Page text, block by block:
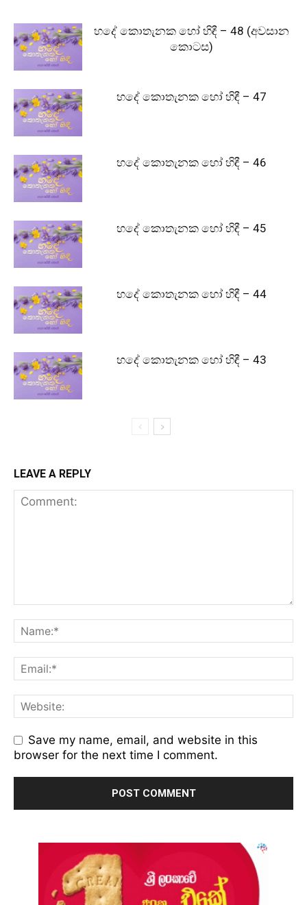
හදේ කොතැනක හෝ හිඳී – 48 (අවසාන
කොටස)
හදේ කොතැනක හෝ හිඳී – 47
හදේ කොතැනක හෝ හිඳී – 46
හදේ කොතැනක හෝ හිඳී – 45
හදේ කොතැනක හෝ හිඳී – 44
හදේ කොතැනක හෝ හිඳී – 43
LEAVE A REPLY
Save my name, email, and website in this
browser for the next time I comment.